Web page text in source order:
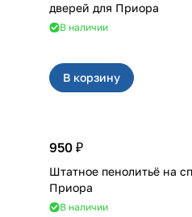
дверей для Приора
В наличии
В корзину
950 ₽
Штатное пенолитьё на
Приора
В наличии